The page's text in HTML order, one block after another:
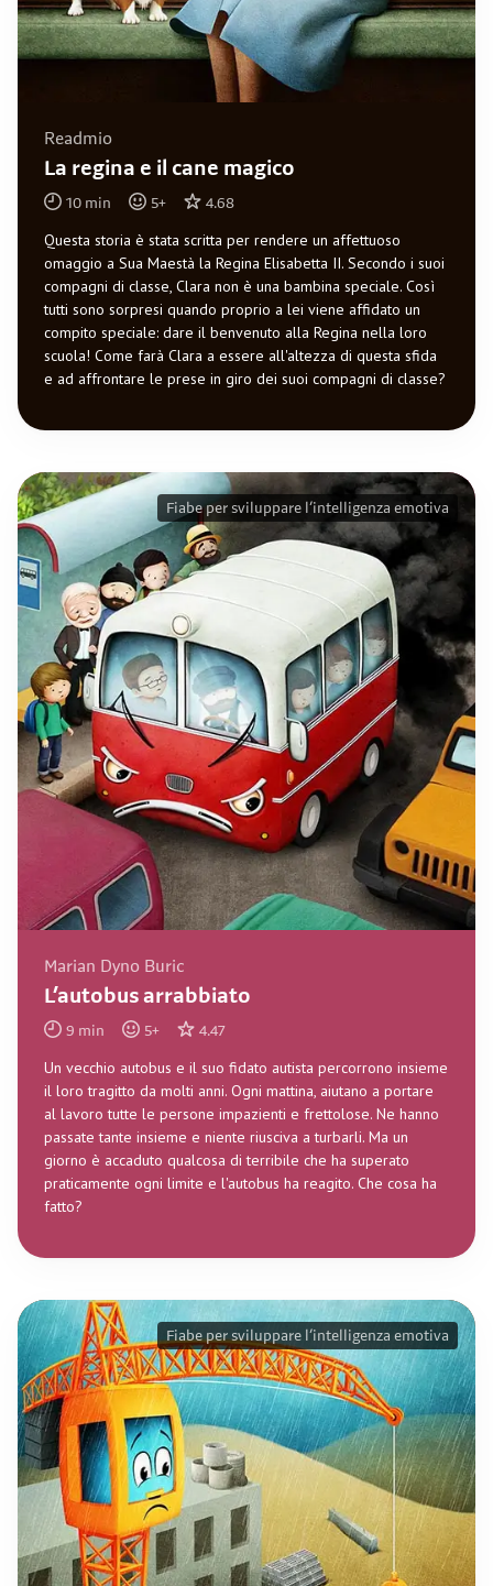
Readmio
La regina e il cane magico
10 min 5+ 4.68
Questa storia è stata scritta per rendere un affettuoso
omaggio a Sua Maestà la Regina Elisabetta II. Secondo i suoi
compagni di classe, Clara non è una bambina speciale. Così
tutti sono sorpresi quando proprio a lei viene affidato un
compito speciale: dare il benvenuto alla Regina nella loro
scuola! Come farà Clara a essere all'altezza di questa sfida
e ad affrontare le prese in giro dei suoi compagni di classe?
Marian Dyno Buric
L’autobus arrabbiato
9 min 5+ 4.47
Un vecchio autobus e il suo fidato autista percorrono insieme
il loro tragitto da molti anni. Ogni mattina, aiutano a portare
al lavoro tutte le persone impazienti e frettolose. Ne hanno
passate tante insieme e niente riusciva a turbarli. Ma un
giorno è accaduto qualcosa di terribile che ha superato
praticamente ogni limite e l'autobus ha reagito. Che cosa ha
fatto?
Fiabe per sviluppare l’intelligenza emotiva
Fiabe per sviluppare l’intelligenza emotiva